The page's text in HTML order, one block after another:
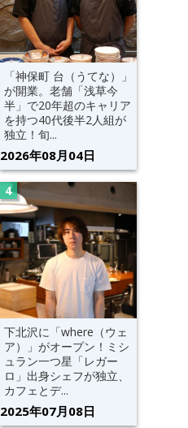
「神保町 台（うてな）」
が開業。老舗「浅草今
半」で20年超のキャリア
を持つ40代後半2人組が
独立！旬...
2026年08月04日
下北沢に「where（ウェ
ア）」がオープン！ミシ
ュラン一つ星「レガー
ロ」出身シェフが独立、
カフェとデ...
2025年07月08日